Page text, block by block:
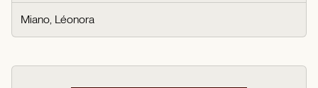
Miano, Léonora